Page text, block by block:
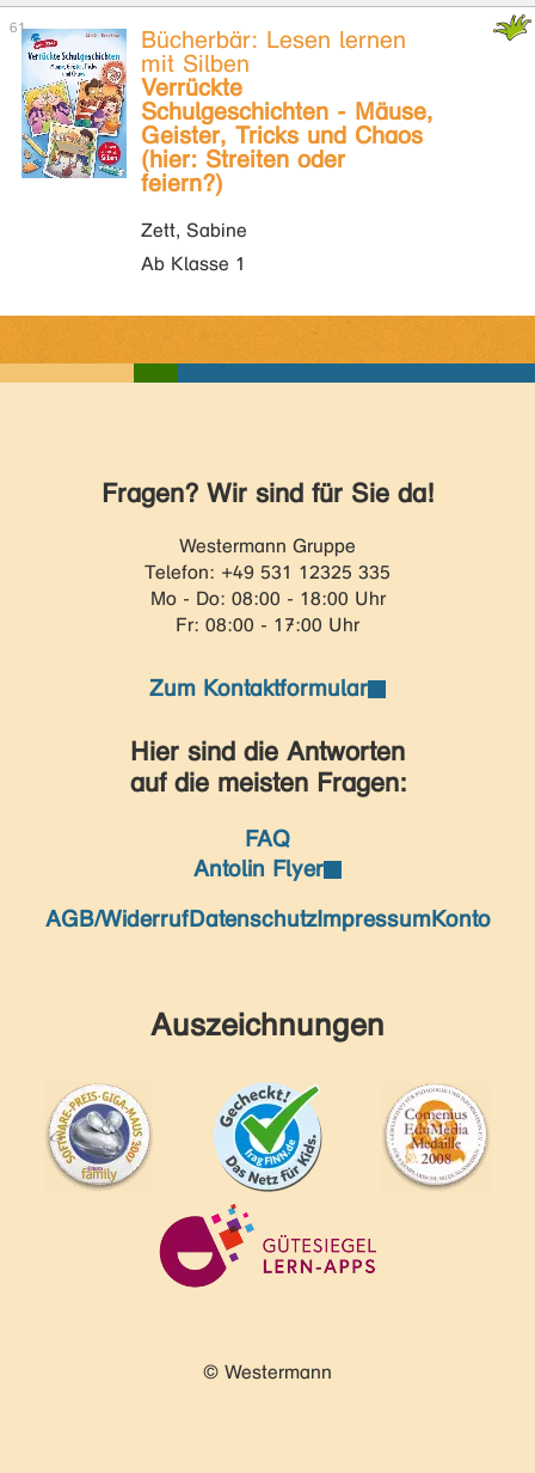
Bücherbär: Lesen lernen
mit Silben
Verrückte
Schulgeschichten - Mäuse,
Geister, Tricks und Chaos
(hier: Streiten oder
feiern?)
Zett, Sabine
Ab Klasse 1